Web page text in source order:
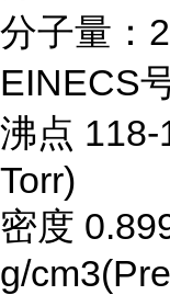
分子量：
EINECS
沸点 118-
Torr)
密度
g/